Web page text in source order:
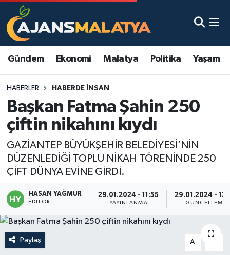
Gündem Ekonomi Malatya Politika Yaşam
HABERLER HABERDE INSAN
Başkan Fatma Şahin 250
çiftin nikahını kıydı
GAZİANTEP BÜYÜKŞEHİR BELEDİYESİ’NİN
DÜZENLEDİĞİ TOPLU NİKAH TÖRENİNDE 250
ÇİFT DÜNYA EVİNE GİRDİ.
HASAN YAĞMUR
EDITÖR
29.01.2024 - 11:55
YAYINLANMA
29.01.2024 -
GÜNCELLEME
Paylaş A- A
Asayiş
Eğitim
Ekonomi
Gündem
Kadın
Kültür & Sanat
Magazin
Politika
Malatya Nöbetçi Eczaneler
Malatya Namaz Vakitleri
Malatya Trafik Yoğunluk Haritası
TFF 3.Lig 2.Grup Puan Durumu ve Fikstür
Tüm Manşetler
Son Dakika Haberleri
Haber Arşivi